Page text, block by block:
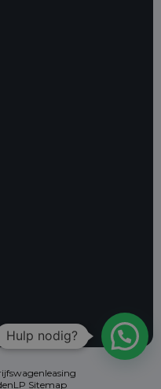
LP Sitemap
Hulp nodig?